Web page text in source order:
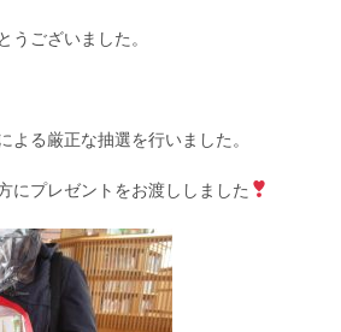
うございました。
よる厳正な抽選を行いました。
にプレゼントをお渡ししました